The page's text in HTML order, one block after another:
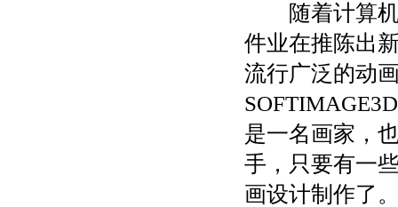
随着计算机
件业在推陈出
流行广泛的动
是一名画家，
手，只要有一
画设计制作了